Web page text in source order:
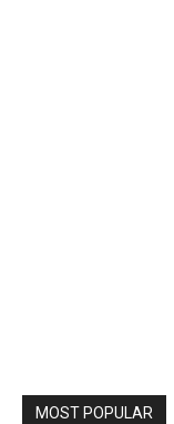
MOST POPULAR